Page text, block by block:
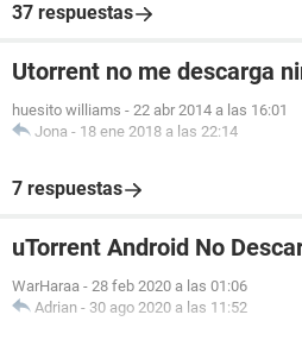
37 respuestas
Utorrent no me descarga
huesito williams - 22 abr 2014 a las 16:01
Jona - 18 ene 2018 a las 22:14
7 respuestas
uTorrent Android No
WarHaraa - 28 feb 2020 a las 01:06
Adrian - 30 ago 2020 a las 11:52